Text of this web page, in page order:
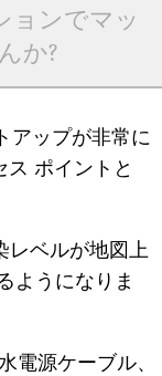
ョンでマッ
か?
アップが非常に
ポイントと
レベルが地図上
ようになりま
電源ケーブル、